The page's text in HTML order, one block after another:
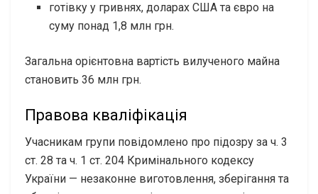
готівку у гривнях, доларах США та євро на
суму понад 1,8 млн грн.
Загальна орієнтовна вартість вилученого майна
становить 36 млн грн.
Правова кваліфікація
Учасникам групи повідомлено про підозру за ч. 3
ст. 28 та ч. 1 ст. 204 Кримінального кодексу
України — незаконне виготовлення, зберігання та